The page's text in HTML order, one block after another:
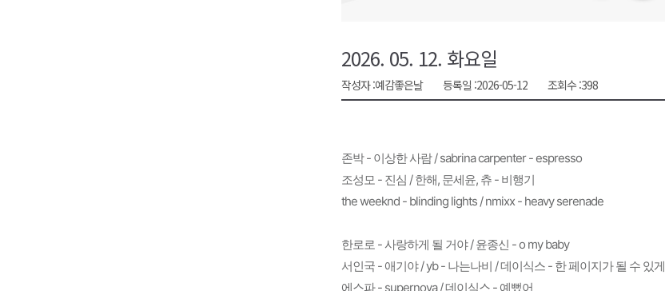
삼척 공공산후조리원 이전 시급
강원자치도교육청 교감급 이상 387명 인사
2026. 05. 12. 화요일
작성자 :예감좋은날 등록일 :2026-05-12 조회수 :398
존박 - 이상한 사람 / sabrina carpenter - espresso
조성모 - 진심 / 한해, 문세윤, 츄 - 비행기
the weeknd - blinding lights / nmixx - heavy serenade
한로로 - 사랑하게 될 거야 / 윤종신 - o my baby
서인국 - 애기야 / yb - 나는나비 / 데이식스 - 한 페이지가 될 수 있게
에스파 - supernova / 데이식스 - 예뻤어